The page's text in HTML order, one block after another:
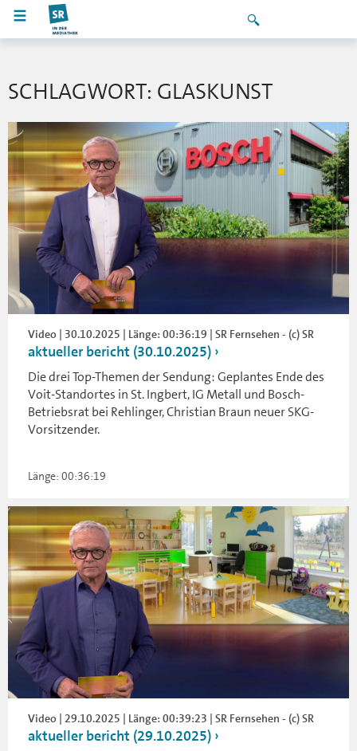
SCHLAGWORT: GLASKUNST
Video | 30.10.2025 | Länge: 00:36:19 | SR Fernsehen - (c) SR
aktueller bericht (30.10.2025)
Die drei Top-Themen der Sendung: Geplantes Ende des
Voit-Standortes in St. Ingbert, IG Metall und Bosch-
Betriebsrat bei Rehlinger, Christian Braun neuer SKG-
Vorsitzender.
Länge: 00:36:19
Video | 29.10.2025 | Länge: 00:39:23 | SR Fernsehen - (c) SR
aktueller bericht (29.10.2025)